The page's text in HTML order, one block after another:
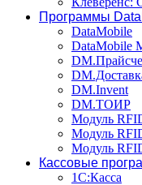
Программы
DataMobile
DataMobile
DM.Invent
DM.ТОИР
Модуль
Модуль
Модуль
Кассовые
1С:Касса